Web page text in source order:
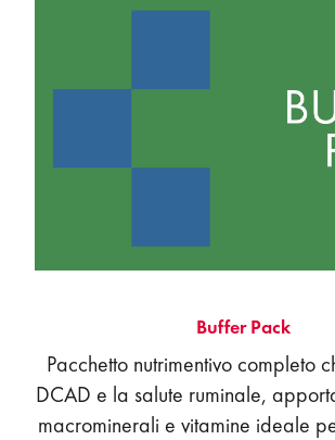
Buffer Pack
Pacchetto nutrimentivo completo
DCAD e la salute ruminale,
macrominerali e vitamine ideale